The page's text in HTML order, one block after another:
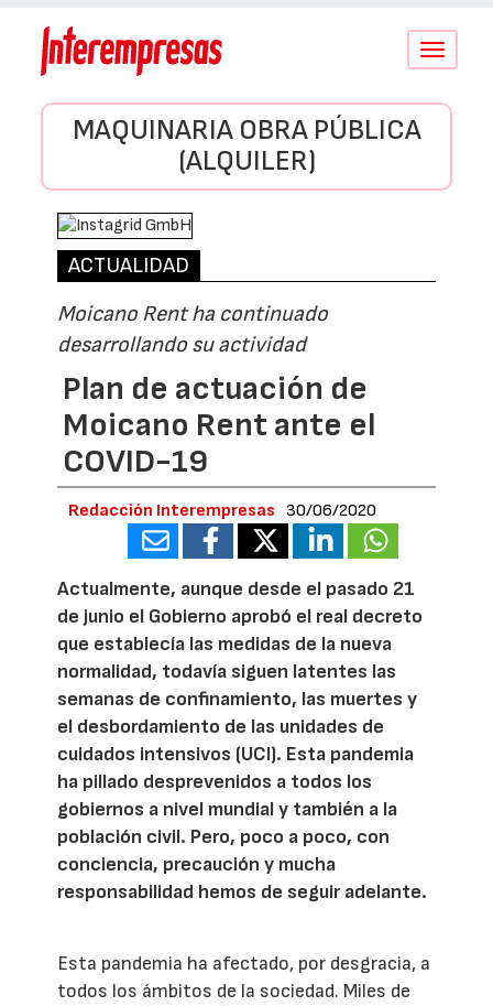
Conmutar
MAQUINARIA OBRA PÚBLICA
(ALQUILER)
ACTUALIDAD
Moicano Rent ha continuado
desarrollando su actividad
Plan de actuación de
Moicano Rent ante el
COVID-19
Redacción Interempresas 30/06/2020
Actualmente, aunque desde el pasado 21
de junio el Gobierno aprobó el real decreto
que establecía las medidas de la nueva
normalidad, todavía siguen latentes las
semanas de confinamiento, las muertes y
el desbordamiento de las unidades de
cuidados intensivos (UCI). Esta pandemia
ha pillado desprevenidos a todos los
gobiernos a nivel mundial y también a la
población civil. Pero, poco a poco, con
conciencia, precaución y mucha
responsabilidad hemos de seguir adelante.
Esta pandemia ha afectado, por desgracia, a
todos los ámbitos de la sociedad. Miles de